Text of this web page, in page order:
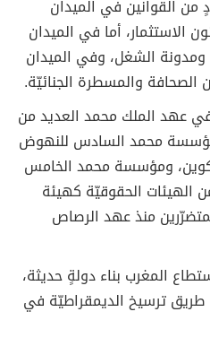
من القوانين في الميدان
الاستثمار، أما في الميدان
ومدونة الشغل، وفي الميدان
والمسطرة الجنائيّة.
عهد الملك محمد العديد من
محمد السادس للنهوض
ومؤسسة محمد الخامس
الهيئات الحقوقيّة كهيئة
منذ عهد الرصاص
المغرب بناء دولةٍ حديثة،
طريق ترسيخ الديمقراطيّة في